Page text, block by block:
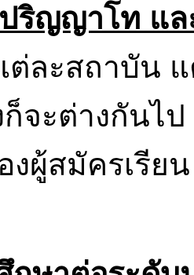
ริญญาโท แล
ต่ละสถาบัน
จะต่างกันไ
ผู้สมัครเรียน